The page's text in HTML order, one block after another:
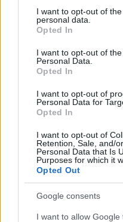
not limited to your visit or
grant or deny consent to
use your data for below
consent section.
I want to opt-out of
personal data.
Opted In
I want to opt-out of
Personal Data.
Opted In
I want to opt-out of
Personal Data for
Opted In
I want to opt-out of
Retention, Sale, and/
Personal Data that Is
Purposes for which it
Opted Out
Google consents
I want to allow
ΠΟΛΙΤΙΚΗ
Τσακαλώτος: «Δεν
από το 2023 – Δεν